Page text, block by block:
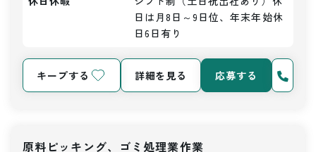
日は月8日～9日位、年末年始休
日6日有り
キープする 詳細を見る 応募する
原料ピッキング、ゴミ処理業作業